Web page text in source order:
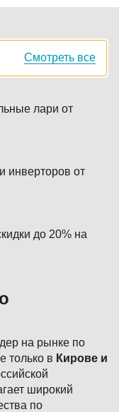
Смотреть все
лари от
инверторов от
до 20% на
на рынке по
только в Кирове и
широкий
по